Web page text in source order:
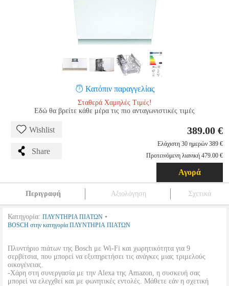
Κατόπιν παραγγελίας
Σταθερά Χαμηλές Τιμές!
Εδώ θα βρείτε κάθε μέρα τις πιο ανταγωνιστικές τιμές
Wishlist
Share
389.00 €
Ελάχιστη 30 ημερών 389 €
Προτεινόμενη λιανική 479.00 €
Αγορά
Περιγραφή Αξιολόγηση Σχετικά
Κατηγορία: ΠΛΥΝΤΗΡΙΑ ΠΙΑΤΩΝ •
BOSCH στην κατηγορία ΠΛΥΝΤΗΡΙΑ ΠΙΑΤΩΝ
Πλυντήριο πιάτων της Bosch με Wi-Fi και χωρητικότητα για 9
σερβίτσια, που μπορεί να εξυπηρετήσει τις ανάγκες μιας τριμελούς
οικογένειας.
-Χάρη στη συνεργασία με την Alexa της Amazon, η συσκευή σας
μπορεί να ελεγχθεί και με φωνητικές εντολές. Μάθετε εάν η σχετική